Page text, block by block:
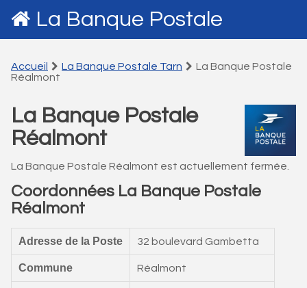
La Banque Postale
Accueil La Banque Postale Tarn
La Banque Postale
Réalmont
La Banque Postale
Réalmont
La Banque Postale Réalmont est actuellement fermée.
Coordonnées La Banque Postale
Réalmont
Adresse de la Poste 32 boulevard Gambetta
Commune Réalmont